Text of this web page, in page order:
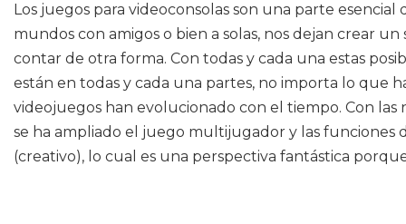
Los juegos para videoconsolas son una parte
mundos con amigos o bien a solas, nos dejan crear
contar de otra forma. Con todas y cada una estas
están en todas y cada una partes, no importa lo que
videojuegos han evolucionado con el tiempo. Con las
se ha ampliado el juego multijugador y las funciones
(creativo), lo cual es una perspectiva fantástica